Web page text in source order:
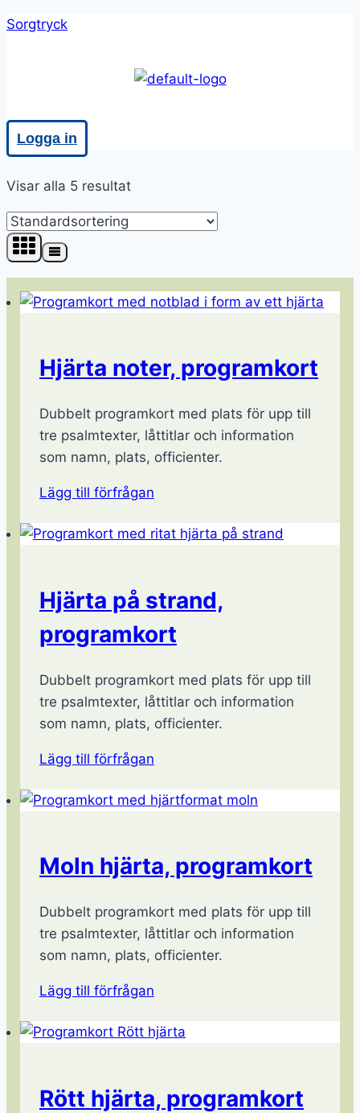
Skip
Sorgtryck
Logga in
Visar alla 5 resultat
Hjärta noter, programkort
Dubbelt programkort med plats för upp till
tre psalmtexter, låttitlar och information
som namn, plats, officienter.
Lägg till förfrågan
Hjärta på strand,
programkort
Dubbelt programkort med plats för upp till
tre psalmtexter, låttitlar och information
som namn, plats, officienter.
Lägg till förfrågan
Moln hjärta, programkort
Dubbelt programkort med plats för upp till
tre psalmtexter, låttitlar och information
som namn, plats, officienter.
Lägg till förfrågan
Rött hjärta, programkort